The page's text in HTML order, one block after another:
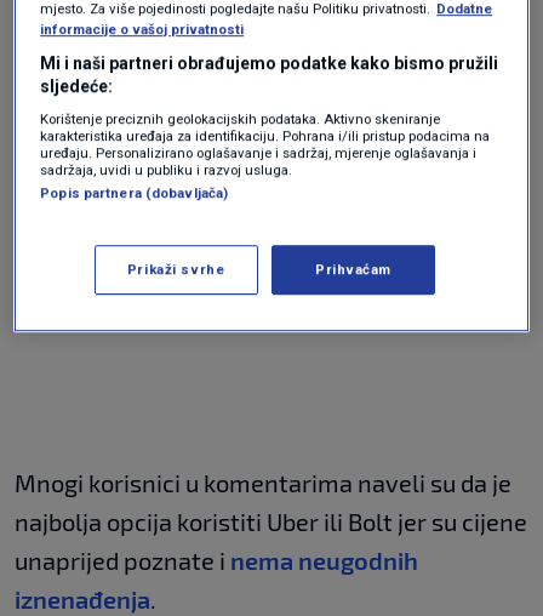
odvratni", napisao je.
A message to all tourists in Croatia.
u/Janila546in croatia
Mnogi korisnici u komentarima naveli su da je
najbolja opcija koristiti Uber ili Bolt jer su cijene
unaprijed poznate i nema neugodnih
iznenađenja.
mjesto. Za više pojedinosti pogledajte našu Politiku privatnosti. Dodatne
informacije o vašoj privatnosti
Mi i naši partneri obrađujemo podatke kako bismo pružili
sljedeće:
Korištenje preciznih geolokacijskih podataka. Aktivno skeniranje
karakteristika uređaja za identifikaciju. Pohrana i/ili pristup podacima na
uređaju. Personalizirano oglašavanje i sadržaj, mjerenje oglašavanja i
sadržaja, uvidi u publiku i razvoj usluga.
Popis partnera (dobavljača)
Prikaži svrhe Prihvaćam